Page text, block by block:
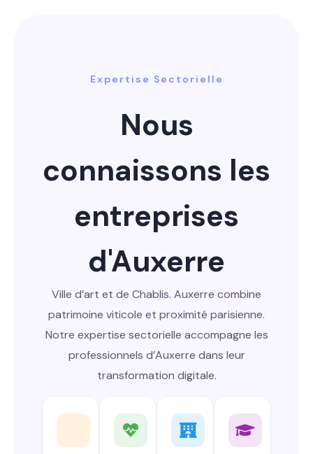
Expertise Sectorielle
Nous
connaissons les
entreprises
d'Auxerre
Ville d’art et de Chablis. Auxerre combine
patrimoine viticole et proximité parisienne.
Notre expertise sectorielle accompagne les
professionnels d’Auxerre dans leur
transformation digitale.